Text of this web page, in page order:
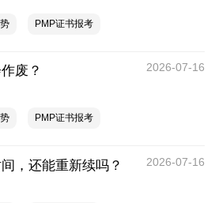
PMP证书报考
废？ 2026-07-16
PMP证书报考
，还能重新续吗？ 2026-07-16